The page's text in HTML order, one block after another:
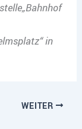
„Bahnhof
in
WEITER